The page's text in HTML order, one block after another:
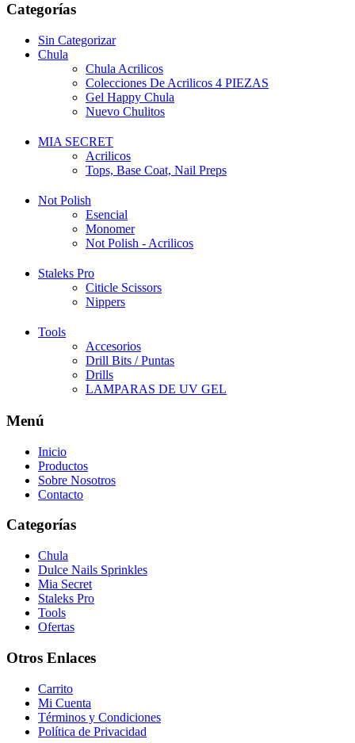
Categorías
Sin Categorizar
Chula
Chula Acrilicos
Colecciones De Acrilicos 4 PIEZAS
Gel Happy Chula
Nuevo Chulitos
MIA SECRET
Acrilicos
Tops, Base Coat, Nail Preps
Not Polish
Esencial
Monomer
Not Polish - Acrilicos
Staleks Pro
Citicle Scissors
Nippers
Tools
Accesorios
Drill Bits / Puntas
Drills
LAMPARAS DE UV GEL
Menú
Inicio
Productos
Sobre Nosotros
Contacto
Categorías
Chula
Dulce Nails Sprinkles
Mia Secret
Staleks Pro
Tools
Ofertas
Otros Enlaces
Carrito
Mi Cuenta
Términos y Condiciones
Política de Privacidad